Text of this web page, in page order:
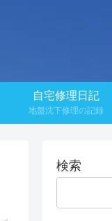
自宅修理日記
地盤沈下修理の記録
検索